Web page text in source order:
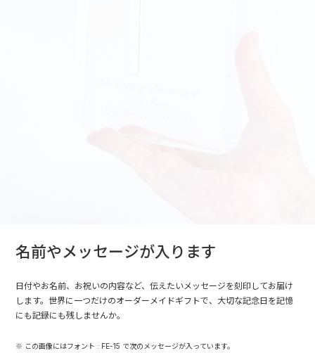
名前やメッセージが入ります
日付やお名前、お祝いの内容など、伝えたいメッセージを刻印してお届け
します。世界に一つだけのオーダーメイドギフトで、大切な記念日を記憶
にも記録にも残しませんか。
※ この画像にはフォント : FE-15 で次のメッセージが入っています。